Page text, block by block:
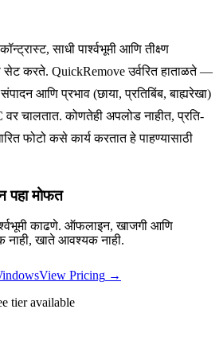
साधी पार्श्वभूमी आणि तीक्ष्ण
सेट करते. QuickRemove उर्वरित हाताळते —
आणि प्रभाव (छाया, प्रतिबिंब, बाह्यरेखा)
वर चालतात. कोणतेही अपलोड नाहीत, प्रति-
फोटो कसे कार्य करतात हे पाहण्यासाठी
पहा मोफत
काढणे. ऑफलाइन, खाजगी आणि
नाही, खाते आवश्यक नाही.
View Pricing →
tier available